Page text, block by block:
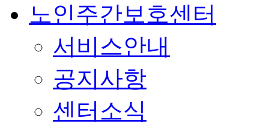
노인주간보호센터
서비스안내
공지사항
센터소식